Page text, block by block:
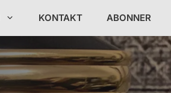
KONTAKT ABONNER